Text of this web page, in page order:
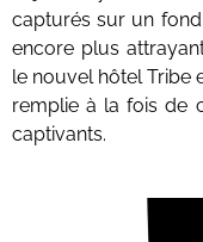
capturés sur un
encore plus
le nouvel hôtel Tribe
remplie à la fois de
captivants.